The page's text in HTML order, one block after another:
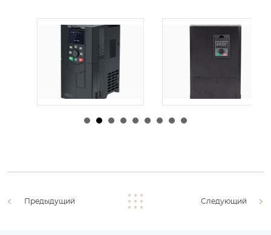
由admin |30 1 月,
由admin |29 1 月,
Предыдущий Следующий